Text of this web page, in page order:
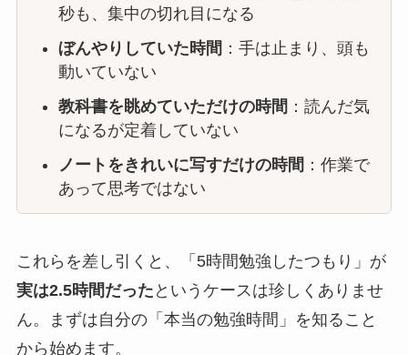
秒も、集中の切れ目になる
ぼんやりしていた時間 ：手は止まり、頭も
動いていない
教科書を眺めていただけの時間 ：読んだ気
になるが定着していない
ノートをきれいに写すだけの時間 ：作業で
あって思考ではない
これらを差し引くと、「5時間勉強したつもり」が
実は2.5時間だった というケースは珍しくありませ
ん。まずは自分の「本当の勉強時間」を知ること
から始めます。